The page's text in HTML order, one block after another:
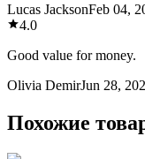
Lucas JacksonFeb 04,
4.0
Good value for money.
Olivia DemirJun 28,
Похожие